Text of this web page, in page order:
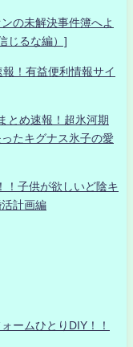
の未解決事件簿へよ
じるな編）]
！有益便利情報サイ
とめ速報！超氷河期
たキグナス氷子の愛
！子供が欲しいど陰キ
計画編
ームひとりDIY！！